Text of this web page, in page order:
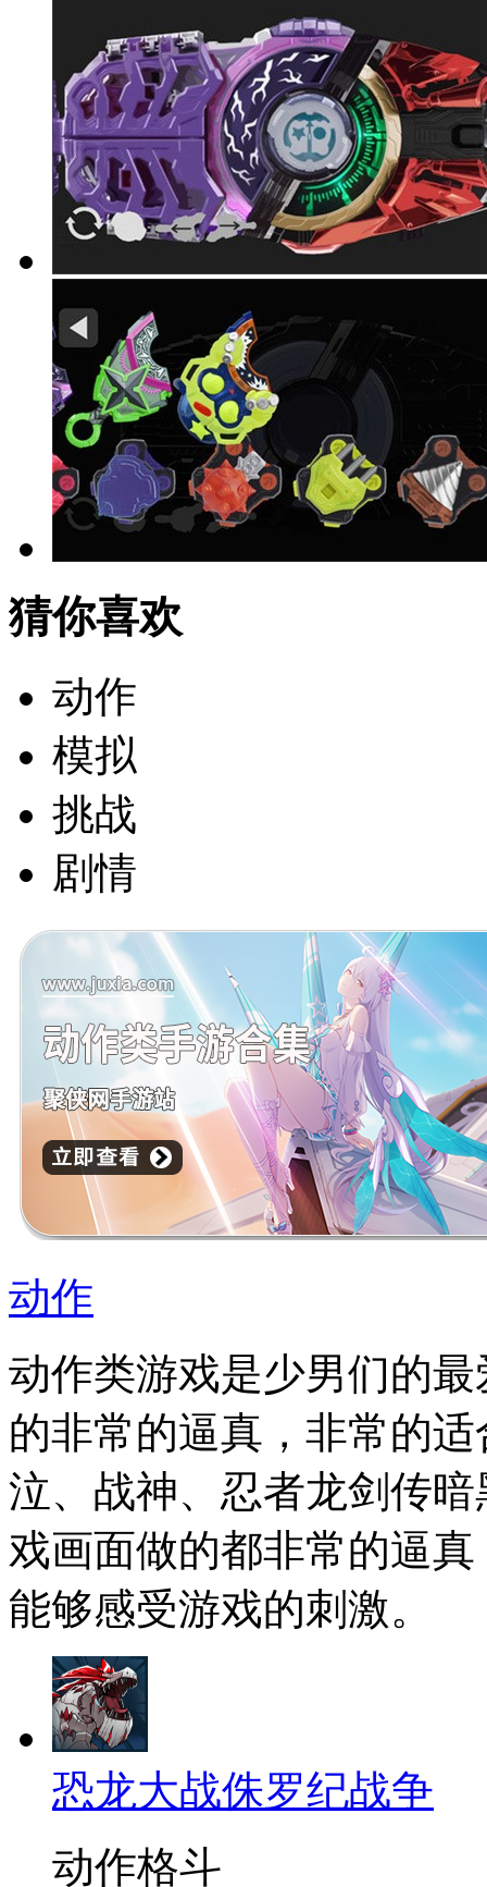
猜你喜欢
动作
模拟
挑战
剧情
动作
动作类游戏是少男们的
的非常的逼真，非常的
泣、战神、忍者龙剑传
戏画面做的都非常的逼
能够感受游戏的刺激。
恐龙大战侏罗纪战争
动作格斗